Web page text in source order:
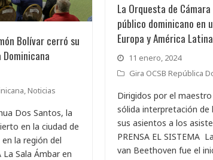
Bolívar cerró su
,Noticias
Dos Santos, la
en la ciudad de
la región del
La Sala Ámbar en
La Orquesta de
público dominicano en
Europa y América Latina
11 enero, 2024
Gira OCSB República
Dirigidos por el
sólida interpretación
sus asientos a los
PRENSA EL SISTEMA
van Beethoven fue el